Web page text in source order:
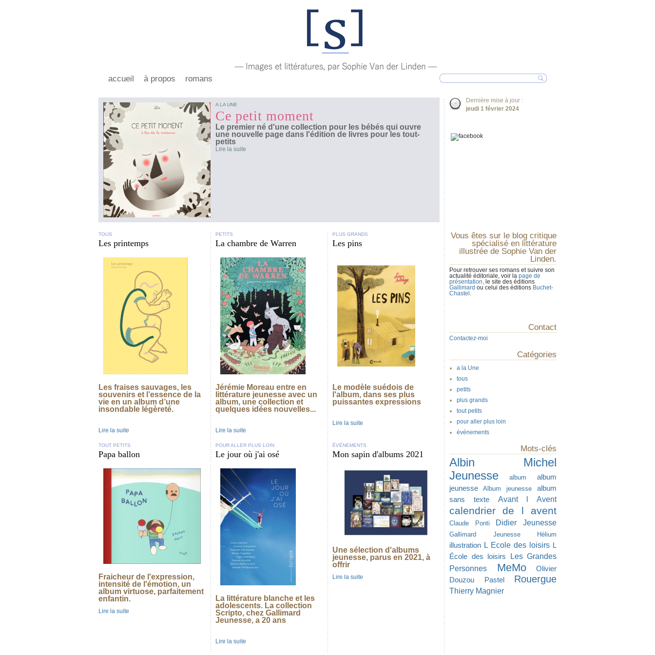
accueil à propos romans
A LA UNE
Ce petit moment
Le premier né d'une collection pour les bébés qui ouvre
une nouvelle page dans l'édition de livres pour les tout-
petits
Lire la suite
Dernière mise à jour :
jeudi 1 février 2024
TOUS
Les printemps
Les fraises sauvages, les
souvenirs et l’essence de la
vie en un album d’une
insondable légèreté.
Lire la suite
PETITS
La chambre de Warren
Jérémie Moreau entre en
littérature jeunesse avec un
album, une collection et
quelques idées nouvelles...
Lire la suite
PLUS GRANDS
Les pins
Le modèle suédois de
l'album, dans ses plus
puissantes expressions
Lire la suite
TOUT PETITS
Papa ballon
Fraicheur de l'expression,
intensité de l'émotion, un
album virtuose, parfaitement
enfantin.
Lire la suite
POUR ALLER PLUS LOIN
Le jour où j'ai osé
La littérature blanche et les
adolescents. La collection
Scripto, chez Gallimard
Jeunesse, a 20 ans
Lire la suite
ÉVÉNEMENTS
Mon sapin d'albums 2021
Une sélection d'albums
jeunesse, parus en 2021, à
offrir
Lire la suite
Vous êtes sur le blog critique
spécialisé en littérature
illustrée de Sophie Van der
Linden.
Pour retrouver ses romans et suivre son
actualité éditoriale, voir la page de
présentation, le site des éditions
Gallimard ou celui des éditions Buchet-
Chastel.
Contact
Contactez-moi
Catégories
a la Une
tous
petits
plus grands
tout petits
pour aller plus loin
événements
Mots-clés
Albin Michel
Jeunesse
album
album
jeunesse
Album jeunesse
album
sans texte
Avant l Avent
calendrier de l avent
Claude Ponti Didier Jeunesse
Gallimard Jeunesse Hélium
illustration L Ecole des loisirs L
École des loisirs
Les Grandes
Personnes
MeMo
Olivier
Douzou
Pastel Rouergue
Thierry Magnier